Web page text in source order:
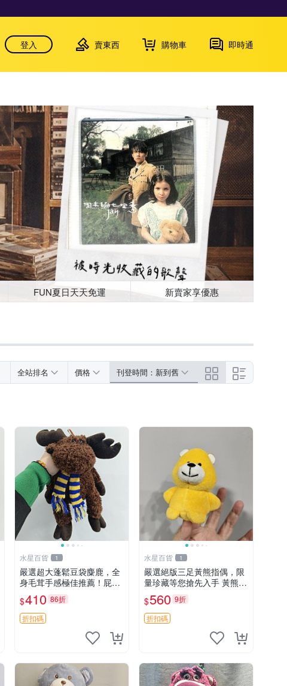
登入 賣東西 購物車 即時通
FUN夏日天天免運 新賣家享優惠
全站排名 價格 刊登時間：新到舊
水星百貨 1
嚴選超大蓬鬆豆袋麋鹿，全
身毛茸手感極佳推薦！屁股
與四肢填充均勻，適合收藏
與孩童共賞。 麋鹿 豆袋 毛
茸玩具
$410 86折
折扣碼
水星百貨 1
嚴選絕版三足黃熊指偶，限
量珍藏等您搶先入手 黃熊
指偶 珍藏品
$560 9折
折扣碼